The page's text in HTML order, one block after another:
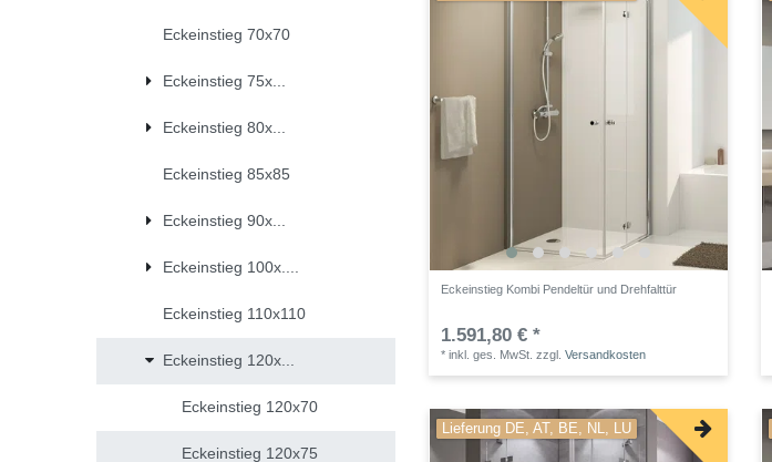
Eckeinstieg 70x70
Eckeinstieg 75x...
Eckeinstieg 80x...
Eckeinstieg 85x85
Eckeinstieg 90x...
Eckeinstieg 100x....
Eckeinstieg 110x110
Eckeinstieg 120x...
Eckeinstieg 120x70
Eckeinstieg 120x75
Eckeinstieg Kombi Pendeltür und Drehfalttür
1.591,80 € *
*inkl. ges. MwSt. zzgl.Versandkosten
Lieferung DE, AT, BE, NL, LU